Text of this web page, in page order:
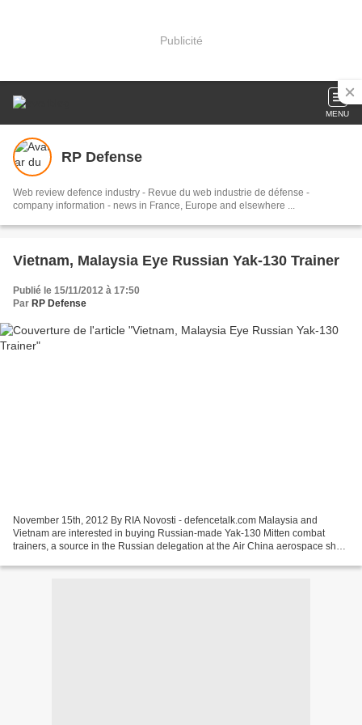
Publicité
MENU
RP Defense
Web review defence industry - Revue du web industrie de défense -
company information - news in France, Europe and elsewhere ...
Vietnam, Malaysia Eye Russian Yak-130 Trainer
Publié le 15/11/2012 à 17:50
Par RP Defense
November 15th, 2012 By RIA Novosti - defencetalk.com Malaysia and
Vietnam are interested in buying Russian-made Yak-130 Mitten combat
trainers, a source in the Russian delegation at the Air China aerospace show